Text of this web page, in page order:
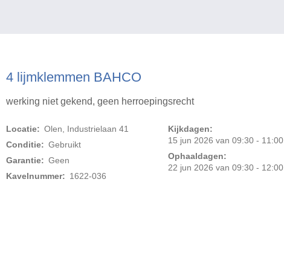
4 lijmklemmen BAHCO
werking niet gekend, geen herroepingsrecht
Locatie: Olen, Industrielaan 41
Conditie: Gebruikt
Garantie: Geen
Kavelnummer: 1622-036
Kijkdagen:
15 jun 2026 van 09:30 - 11:00
Ophaaldagen:
22 jun 2026 van 09:30 - 12:00